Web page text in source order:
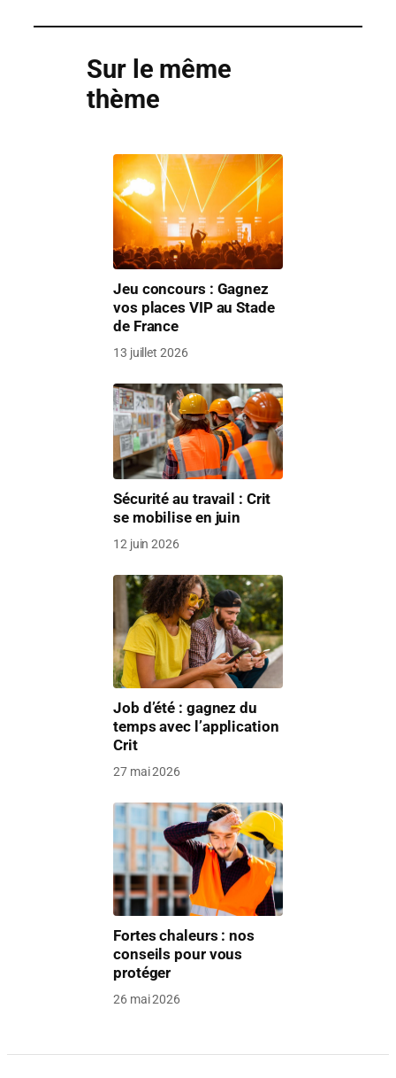
Sur le même
thème
Jeu concours : Gagnez
vos places VIP au Stade
de France
13 juillet 2026
Sécurité au travail : Crit
se mobilise en juin
12 juin 2026
Job d’été : gagnez du
temps avec l’application
Crit
27 mai 2026
Fortes chaleurs : nos
conseils pour vous
protéger
26 mai 2026